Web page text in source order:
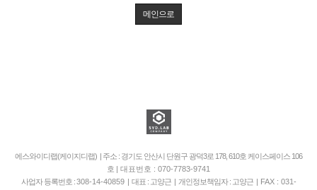
메인으로
에스와이디랩(케이지디랩) | 주소 : 경기도 안산시 단원구 광덕3로 178, 610호 케이스페이스 106
호 | 대표번호 : 070-7783-9741
사업자 등록번호 :308-14-40859| 대표 : 고양근 | 개인정보책임자 : 고양근 | FAX : 031-